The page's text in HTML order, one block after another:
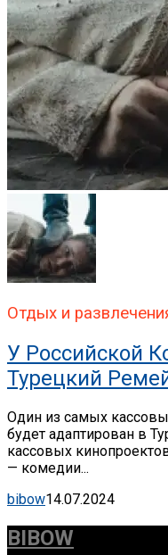
Отдых и
У Российской
Турецкий
Один из самых
будет адаптирован в
кассовых
— комедии...
bibow14.07.2024
BIBOW